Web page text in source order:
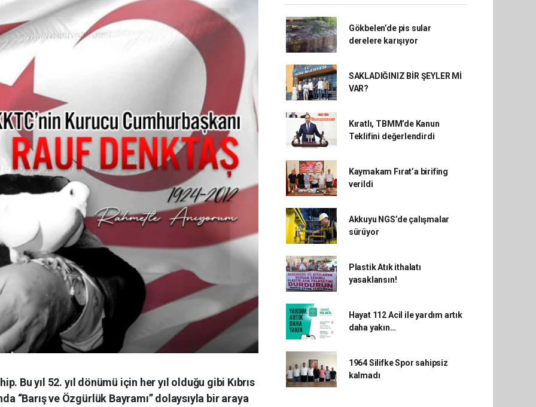
Bu yıl 52. yıl dönümü için her yıl olduğu gibi Kıbrıs
“Barış ve Özgürlük Bayramı” dolaysıyla bir araya
Gökbelen’de pis sular
derelere karışıyor
SAKLADIĞINIZ BİR ŞEYLER Mİ
VAR?
Kıratlı, TBMM’de Kanun
Teklifini değerlendirdi
Kaymakam Fırat’a birifing
verildi
Akkuyu NGS’de çalışmalar
sürüyor
Plastik Atık ithalatı
yasaklansın!
Hayat 112 Acil ile yardım artık
daha yakın…
1964 Silifke Spor sahipsiz
kalmadı